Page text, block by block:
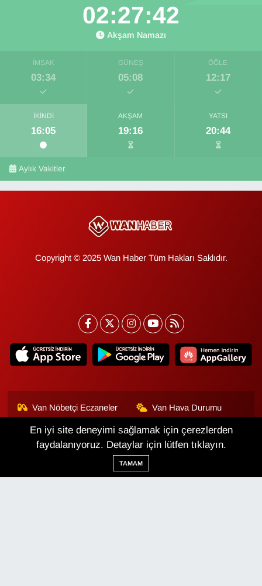
02:27:41
Akşam Namazı
İMSAK
03:34
GÜNEŞ
05:08
ÖĞLE
12:17
İKINDI
16:05
AKŞAM
19:16
YATSI
20:44
Aylık Vakitler
Copyright © 2025 Wan Haber Tüm Hakları Saklıdır.
Van Nöbetçi Eczaneler Van Hava Durumu
Van Namaz Vakitleri
Van Trafik Yoğunluk
Haritası
Puan Durumu ve Fikstür
En iyi site deneyimi sağlamak için çerezlerden
faydalanıyoruz. Detaylar için lütfen tıklayın.
TAMAM